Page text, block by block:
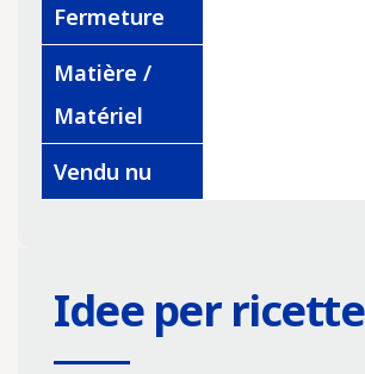
Fermeture
Matière /
Matériel
Vendu nu
Idee per ricette